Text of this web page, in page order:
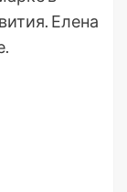
Елена